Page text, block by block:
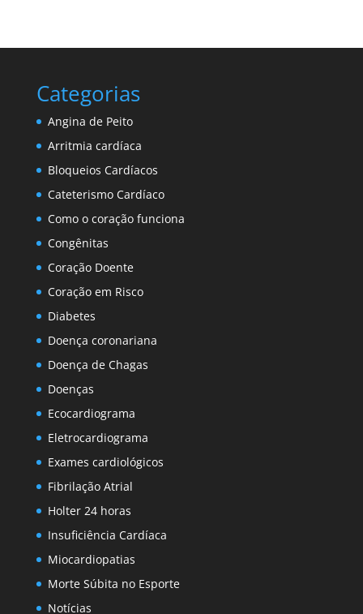
Categorias
Angina de Peito
Arritmia cardíaca
Bloqueios Cardíacos
Cateterismo Cardíaco
Como o coração funciona
Congênitas
Coração Doente
Coração em Risco
Diabetes
Doença coronariana
Doença de Chagas
Doenças
Ecocardiograma
Eletrocardiograma
Exames cardiológicos
Fibrilação Atrial
Holter 24 horas
Insuficiência Cardíaca
Miocardiopatias
Morte Súbita no Esporte
Notícias